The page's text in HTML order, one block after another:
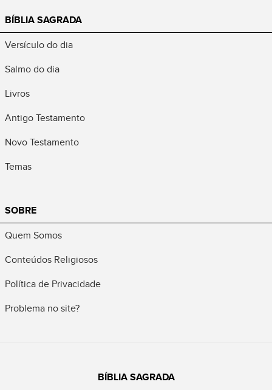
BÍBLIA SAGRADA
Versículo do dia
Salmo do dia
Livros
Antigo Testamento
Novo Testamento
Temas
SOBRE
Quem Somos
Conteúdos Religiosos
Política de Privacidade
Problema no site?
BÍBLIA SAGRADA